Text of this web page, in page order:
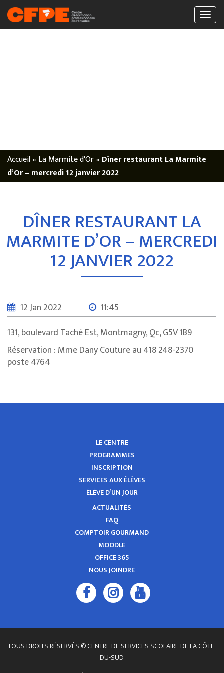
Accueil» La Marmite d'Or» Dîner restaurant La Marmite
d’Or – mercredi 12 janvier 2022
DÎNER RESTAURANT LA
MARMITE D’OR – MERCREDI
12 JANVIER 2022
12 Jan 2022
11:45
131, boulevard Taché Est, Montmagny, Qc, G5V 1B9
Réservation : Mme Dany Couture au 418 248-2370
poste 4764
LE CENTRE
PROGRAMMES
INSCRIPTION
SERVICES AUX ÉLÈVES
ÉLÈVE D’UN JOUR
ACTUALITÉS
FAQ
COMPTOIR GOURMAND
MOODLE
OFFICE 365
NOUS JOINDRE
TOUS DROITS RÉSERVÉS © CENTRE DE SERVICES SCOLAIRE DE LA CÔTE-
DU-SUD